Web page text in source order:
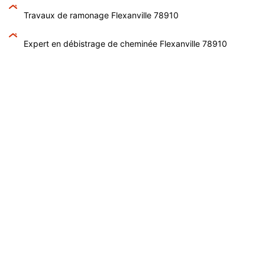
Travaux de ramonage Flexanville 78910
Expert en débistrage de cheminée Flexanville 78910